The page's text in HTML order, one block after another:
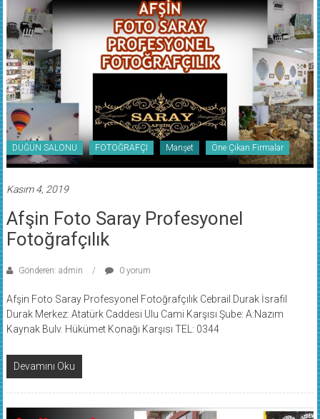
DÜĞÜN SALONU FOTOĞRAFÇI Manşet Öne Çıkan Firmalar
Kasım 4, 2019
Afşin Foto Saray Profesyonel
Fotoğrafçılık
Gönderen: admin 0 yorum
Afşin Foto Saray Profesyonel Fotoğrafçılık Cebrail Durak İsrafil
Durak Merkez: Atatürk Caddesi Ulu Cami Karşısı Şube: A:Nazım
Kaynak Bulv. Hükümet Konağı Karşısı TEL: 0344
Devamını Oku